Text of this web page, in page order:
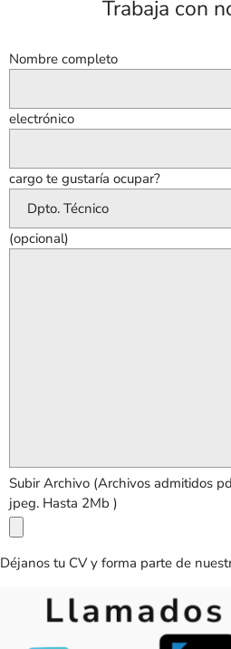
Trabaja con
Nombre completo
electrónico
cargo te gustaría ocupar?
(opcional)
Subir Archivo (Archivos admitidos
jpeg. Hasta 2Mb )
Déjanos tu CV y forma parte de